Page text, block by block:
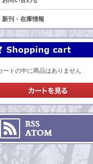
新刊・在庫情報
ートの中に商品はありません